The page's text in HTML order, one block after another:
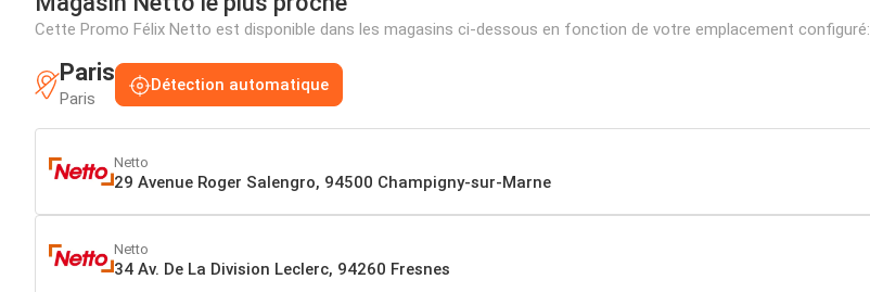
Cette Promo Félix Netto est disponible dans les magasins ci-dessous en fonction de votre emplacement configuré:
Paris
Paris
Détection automatique
Netto
29 Avenue Roger Salengro, 94500 Champigny-sur-Marne
Netto
34 Av. De La Division Leclerc, 94260 Fresnes